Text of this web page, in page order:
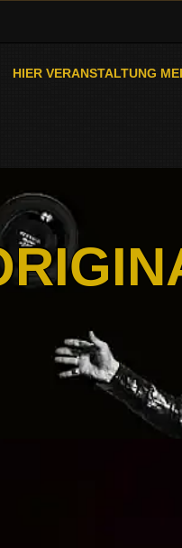
HIER VERANSTALTUNG